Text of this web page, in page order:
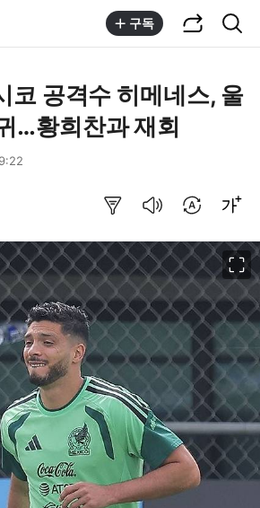
구독
코 공격수 히메네스, 울
…황희찬과 재회